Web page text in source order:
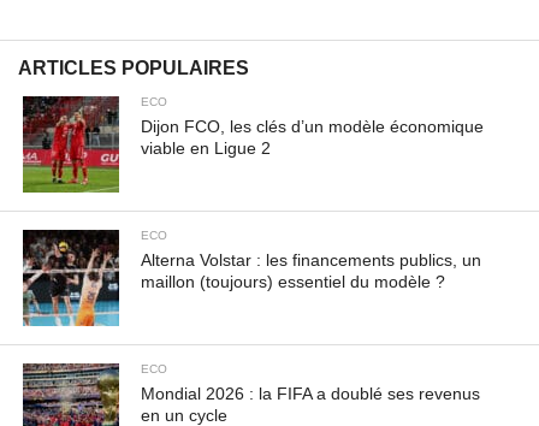
ARTICLES POPULAIRES
ECO
Dijon FCO, les clés d’un modèle économique
viable en Ligue 2
ECO
Alterna Volstar : les financements publics, un
maillon (toujours) essentiel du modèle ?
ECO
Mondial 2026 : la FIFA a doublé ses revenus
en un cycle